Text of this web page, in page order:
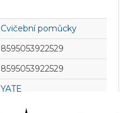
Cvičební pomůcky
8595053922529
8595053922529
YATE